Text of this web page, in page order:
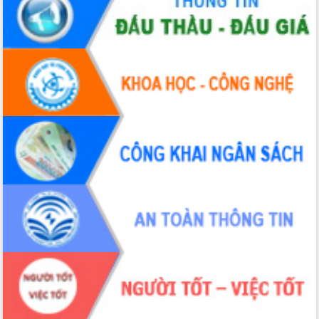
Hội thảo khoa học “Giải pháp thúc đẩy
phát triển nền kinh tế xanh tại tỉnh
Đắk Lắk”
Tăng cường giám sát, đôn đốc thực
hiện nhiệm vụ quản lý tài sản công
hàng tuần
Tháo gỡ những vướng mắc, đẩy mạnh
công tác cải cách thủ tục hành chính
tại Trung tâm Phục vụ hành chính
công tỉnh
Đắk Lắk: Tôn vinh 46 giải pháp tại Hội
thi Sáng tạo Kỹ thuật 2024 - 2025
Đắk Lắk rà soát, điều chỉnh Đề án 190
về phát triển nuôi trồng thủy sản
Phó Chủ tịch UBND tỉnh Đắk Lắk
Trương Công Thái kiểm tra thực địa
Dự án cao tốc Khánh Hòa - Buôn Ma
Thuột
Định vị cà phê Việt Nam như một “di
sản sống” trong dòng chảy toàn cầu